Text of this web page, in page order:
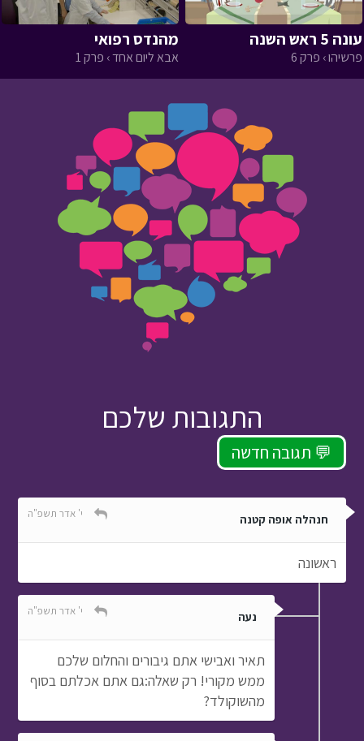
עונה 5 ראש השנה
פרשיהו › פרק 6
מהנדס רפואי
אבא ליום אחד › פרק 1
התגובות שלכם
תגובה חדשה 💬
חנהלה אופה קטנה י' אדר תשפ"ה
ראשונה
נעה י' אדר תשפ"ה
תאיר ואבישי אתם גיבורים והחלום שלכם
ממש מקורי! רק שאלה:גם אתם אכלתם בסוף
מהשוקולד?